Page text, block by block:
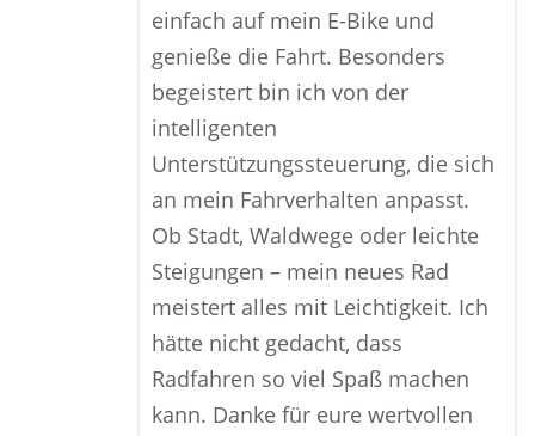
einfach auf mein E-Bike und
genieße die Fahrt. Besonders
begeistert bin ich von der
intelligenten
Unterstützungssteuerung, die sich
an mein Fahrverhalten anpasst.
Ob Stadt, Waldwege oder leichte
Steigungen – mein neues Rad
meistert alles mit Leichtigkeit. Ich
hätte nicht gedacht, dass
Radfahren so viel Spaß machen
kann. Danke für eure wertvollen